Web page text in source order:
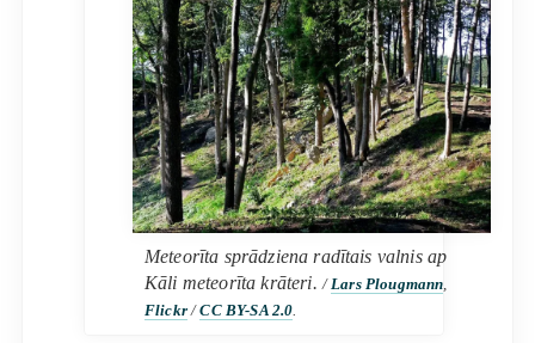
Meteorīta sprādziena radītais valnis ap
Kāli meteorīta krāteri. / Lars Plougmann
Flickr/CC BY-SA 2.0